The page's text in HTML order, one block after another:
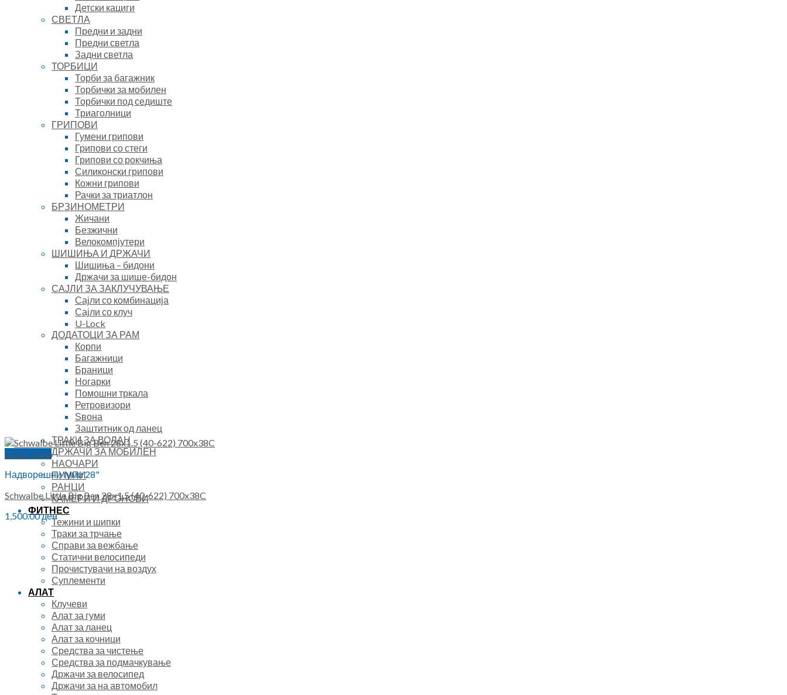
Детски кациги
СВЕТЛА
Предни и задни
Предни светла
Задни светла
ТОРБИЦИ
Торби за багажник
Торбички за мобилен
Торбички под седиште
Триаголници
ГРИПОВИ
Гумени грипови
Грипови со стеги
Грипови со рокчиња
Силиконски грипови
Кожни грипови
Рачки за триатлон
БРЗИНОМЕТРИ
Жичани
Безжични
Велокомпјутери
ШИШИЊА И ДРЖАЧИ
Шишиња – бидони
Држачи за шише-бидон
САЈЛИ ЗА ЗАКЛУЧУВАЊЕ
Сајли со комбинација
Сајли со клуч
U-Lock
ДОДАТОЦИ ЗА РАМ
Корпи
Багажници
Браници
Ногарки
Помошни тркала
Ретровизори
Ѕвона
Заштитник од ланец
ТРАКИ ЗА ВОЛАН
ДРЖАЧИ ЗА МОБИЛЕН
НАОЧАРИ
ПУМПИ
РАНЦИ
КАМЕРИ И ДРОНОВИ
ФИТНЕС
Тежини и шипки
Траки за трчање
Справи за вежбање
Статични велосипеди
Прочистувачи на воздух
Суплементи
АЛАТ
Клучеви
Алат за гуми
Алат за ланец
Алат за кочници
Средства за чистење
Средства за подмачкување
Држачи за велосипед
Држачи за на автомобил
Quick View
Надворешни гуми 28"
Schwalbe Little Big Ben 28×1.5 (40-622) 700x38C
1,500.00ден